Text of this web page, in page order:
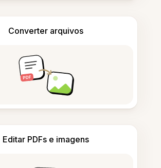
Converter arquivos
Editar PDFs e imagens